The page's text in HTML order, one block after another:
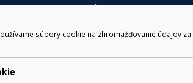
súbory cookie na zhromažďovanie údajov
OTVÁRACIE HODINY:
Otváracie hodiny
11.30 – 12.30